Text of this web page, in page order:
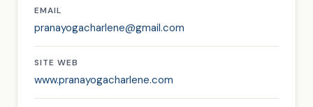
EMAIL
pranayogacharlene@gmail.com
SITE WEB
www.pranayogacharlene.com